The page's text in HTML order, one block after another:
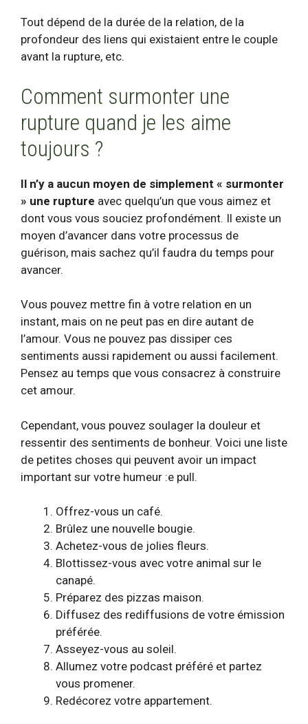
Tout dépend de la durée de la relation, de la
profondeur des liens qui existaient entre le couple
avant la rupture, etc.
Comment surmonter une
rupture quand je les aime
toujours ?
Il n’y a aucun moyen de simplement « surmonter
» une rupture avec quelqu’un que vous aimez et
dont vous vous souciez profondément. Il existe un
moyen d’avancer dans votre processus de
guérison, mais sachez qu’il faudra du temps pour
avancer.
Vous pouvez mettre fin à votre relation en un
instant, mais on ne peut pas en dire autant de
l’amour. Vous ne pouvez pas dissiper ces
sentiments aussi rapidement ou aussi facilement.
Pensez au temps que vous consacrez à construire
cet amour.
Cependant, vous pouvez soulager la douleur et
ressentir des sentiments de bonheur. Voici une liste
de petites choses qui peuvent avoir un impact
important sur votre humeur :e pull.
Offrez-vous un café.
Brûlez une nouvelle bougie.
Achetez-vous de jolies fleurs.
Blottissez-vous avec votre animal sur le
canapé.
Préparez des pizzas maison.
Diffusez des rediffusions de votre émission
préférée.
Asseyez-vous au soleil.
Allumez votre podcast préféré et partez
vous promener.
Redécorez votre appartement.